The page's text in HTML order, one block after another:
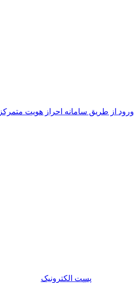
ورود از طريق سامانه احراز هويت متمركز
پست الکترونیک